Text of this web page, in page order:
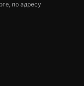
по адресу